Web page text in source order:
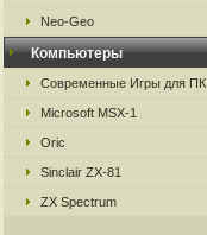
Neo-Geo
Компьютеры
Современные Игры для ПК
Microsoft MSX-1
Oric
Sinclair ZX-81
ZX Spectrum